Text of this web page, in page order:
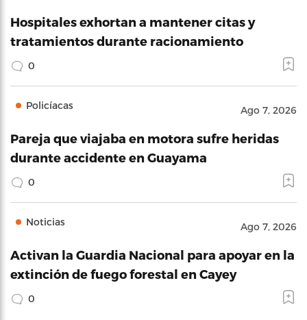
Hospitales exhortan a mantener citas y
tratamientos durante racionamiento
0
Policíacas Ago 7, 2026
Pareja que viajaba en motora sufre heridas
durante accidente en Guayama
0
Noticias Ago 7, 2026
Activan la Guardia Nacional para apoyar en la
extinción de fuego forestal en Cayey
0